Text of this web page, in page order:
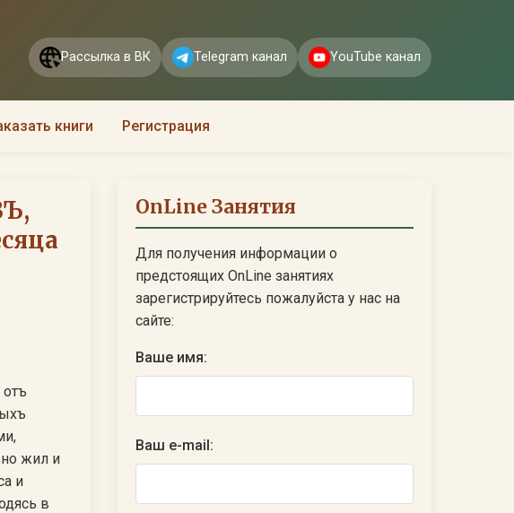
Рассылка в ВК Telegram канал YouTube канал
книги Регистрация
жил и
и
в
OnLine Занятия
Для получения информации о
предстоящих OnLine занятиях
зарегистрируйтесь пожалуйста у нас на
сайте:
Ваше имя:
Ваш e-mail: